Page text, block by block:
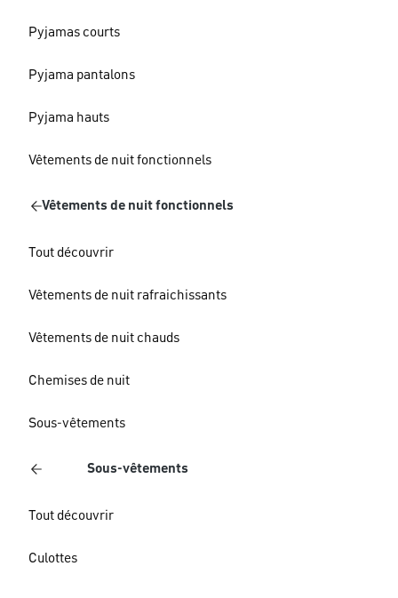
Pyjamas courts
Pyjama pantalons
Pyjama hauts
Vêtements de nuit fonctionnels
Vêtements de nuit fonctionnels
Tout découvrir
Vêtements de nuit rafraichissants
Vêtements de nuit chauds
Chemises de nuit
Sous-vêtements
Sous-vêtements
Tout découvrir
Culottes